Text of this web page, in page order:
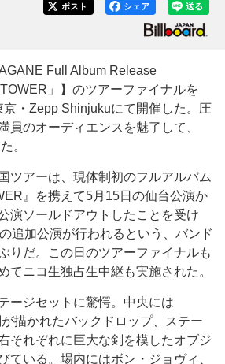
送る
シェア
ポスト
Full Album Release
」】のツアーファイナルを
・Zepp Shinjukuにて開催した。圧
員のオーディエンスを魅了して、
。
ツアーは、現体制初のフルアルバム
』を携えて5月15日の仙台公演か
演ソールドアウトしたことを受け
追加公演が行われるという、バンド
りだ。この日のツアーファイナルも
てニコ生独占生中継も実施された。
ージセットに驚愕。中央には
描かれたバックドロップ、ステー
それぞれに巨大な剣を模したオブジ
ている。場内にはボン・ジョヴィ、